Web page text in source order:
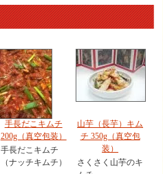
手長だこキムチ
200g（真空包装）
手長だこキムチ
（ナッチキムチ）
山芋（長芋）キム
チ 350g（真空包
装）
さくさく山芋のキ